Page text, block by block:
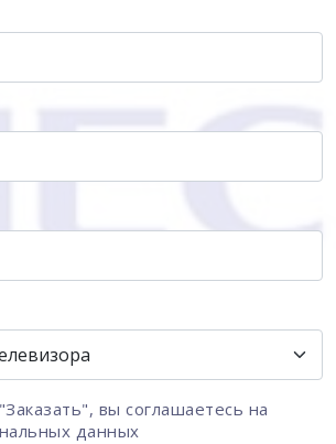
вы соглашаетесь на
данных